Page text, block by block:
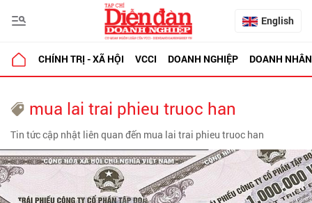
English
CHÍNH TRỊ - XÃ HỘI VCCI DOANH NGHIỆP DOANH NHÂN
mua lai trai phieu truoc han
Tin tức cập nhật liên quan đến mua lai trai phieu truoc han